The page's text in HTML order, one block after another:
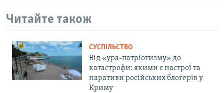
Читайте також
СУСПІЛЬСТВО
Від «ура-патріотизму» до
катастрофи: якими є настрої та
наративи російських блогерів у
Криму